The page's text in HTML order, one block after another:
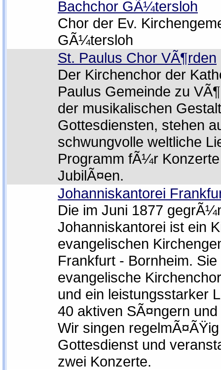
Bachchor GÃ¼tersloh
Chor der Ev.
GÃ¼tersloh
St. Paulus Chor VÃ¶rden
Der Kirchenchor der
Paulus Gemeinde zu
der musikalischen
Gottesdiensten, stehen
schwungvolle weltliche
Programm fÃ¼r
JubilÃ¤en.
Johanniskantorei
Die im Juni 1877
Johanniskantorei ist ein
evangelischen
Frankfurt - Bornheim.
evangelische
und ein leistungsstarker
40 aktiven SÃ¤ngern
Wir singen
Gottesdienst und
zwei Konzerte.